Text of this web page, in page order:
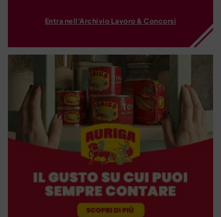
Entra nell'Archivio Lavoro & Concorsi